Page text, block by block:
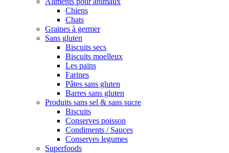
Chiens
Chats
Graines à germer
Sans gluten
Biscuits secs
Biscuits moelleux
Les pains
Farines
Pâtes sans gluten
Barres sans gluten
Produits sans sel & sans sucre
Biscuits
Conserves poisson
Condiments / Sauces
Conserves legumes
Superfoods